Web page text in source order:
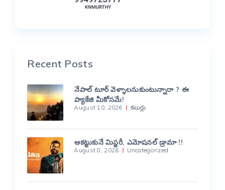
Recent Posts
నేపాల్ టూర్ వెళ్ళాలనుకుంటున్నారా ? ఈ
ప్యాకేజి మీకోసమే!
August 10, 2026 కబుర్లు
ఆకట్టుకునే మిస్టరీ, ఎమోషనల్ డ్రామా !!
August 8, 2026 Uncategorized